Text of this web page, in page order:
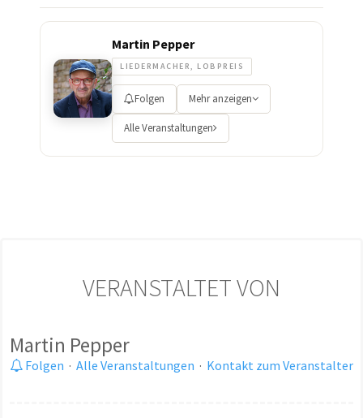
Martin Pepper
LIEDERMACHER, LOBPREIS
Folgen Mehr anzeigen
Alle Veranstaltungen
VERANSTALTET VON
Martin Pepper
Folgen · Alle Veranstaltungen · Kontakt zum Veranstalter